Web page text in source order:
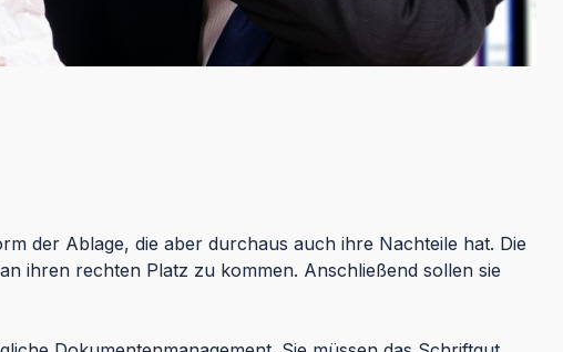
der Ablage, die aber durchaus auch ihre Nachteile hat. Die
ihren rechten Platz zu kommen. Anschließend sollen sie